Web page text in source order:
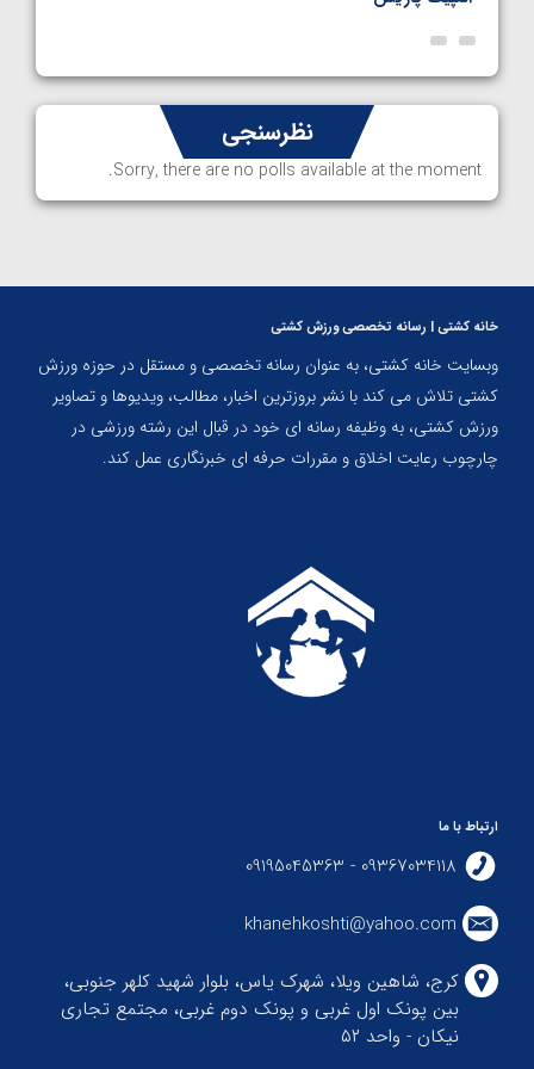
نظرسنجی
Sorry, there are no polls available at the moment.
خانه کشتی | رسانه تخصصی ورزش کشتی
وبسایت خانه کشتی، به عنوان رسانه تخصصی و مستقل در حوزه ورزش
کشتی تلاش می کند با نشر بروزترین اخبار، مطالب، ویدیوها و تصاویر
ورزش کشتی، به وظیفه رسانه ای خود در قبال این رشته ورزشی در
چارچوب رعایت اخلاق و مقررات حرفه ای خبرنگاری عمل کند.
ارتباط با ما
09367034118 - 09195045363
khanehkoshti@yahoo.com
کرج، شاهین ویلا، شهرک یاس، بلوار شهید کلهر جنوبی،
بین پونک اول غربی و پونک دوم غربی، مجتمع تجاری
نیکان - واحد ۵۲